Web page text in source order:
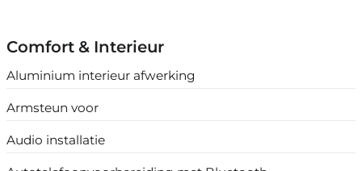
Comfort & Interieur
Aluminium interieur afwerking
Armsteun voor
Audio installatie